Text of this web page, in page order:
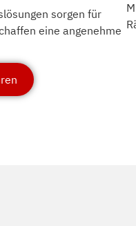
sorgen für
eine angenehme